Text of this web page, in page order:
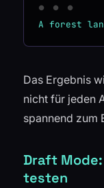
Das Ergebnis
nicht für jeden
spannend zum
Draft
testen